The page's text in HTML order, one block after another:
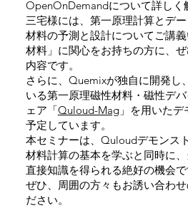
OpenOnDemandについて詳しく
三宅様には、第一原理計算とデ
材料の予測と設計についてご講
材料」に関心をお持ちの方に、
内容です。
さらに、Quemixが独自に開発し
いる第一原理磁性材料・磁性デ
ェア「Quloud-Mag」を用いたデ
予定しています。
本セミナーは、Quloudデモンス
材料計算の基本を学ぶと同時に
直接知識を得られる絶好の機会で
ぜひ、周囲の方々もお誘い合わ
ださい。